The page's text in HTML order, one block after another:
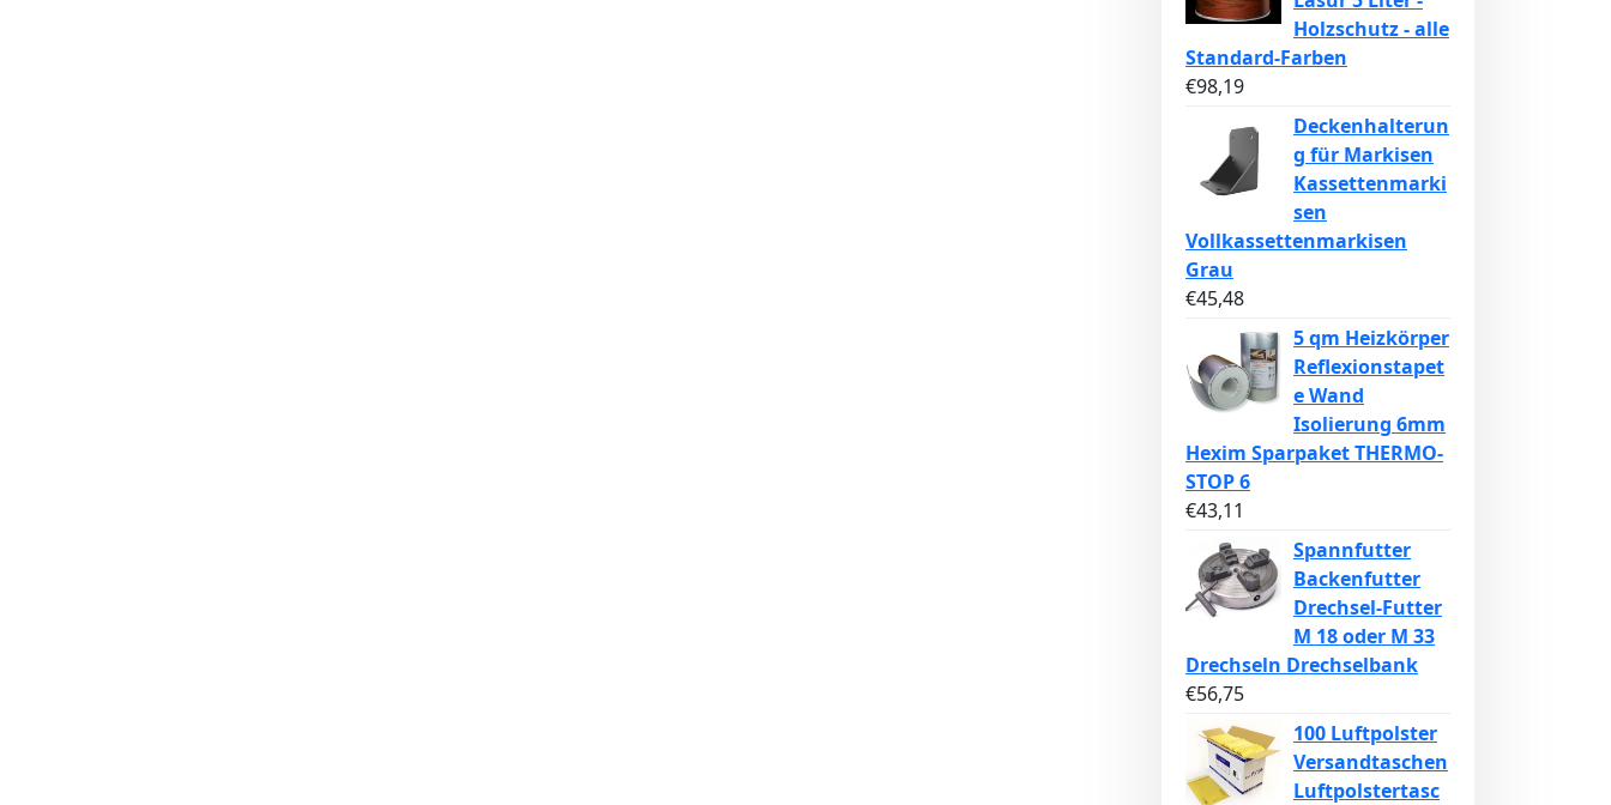
Holzschutz - alle
Standard-Farben
€98,19
Deckenhalterun
g für Markisen
Kassettenmarki
sen
Vollkassettenmarkisen
Grau
€45,48
5 qm Heizkörper
Reflexionstapet
e Wand
Isolierung 6mm
Hexim Sparpaket THERMO-
STOP 6
€43,11
Spannfutter
Backenfutter
Drechsel-Futter
M 18 oder M 33
Drechseln Drechselbank
€56,75
100 Luftpolster
Versandtaschen
Luftpolstertasc